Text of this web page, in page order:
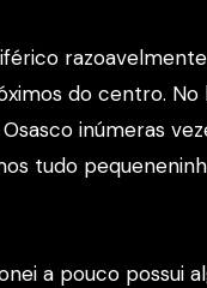
do centro.
inúmeras
tudo
a pouco possui